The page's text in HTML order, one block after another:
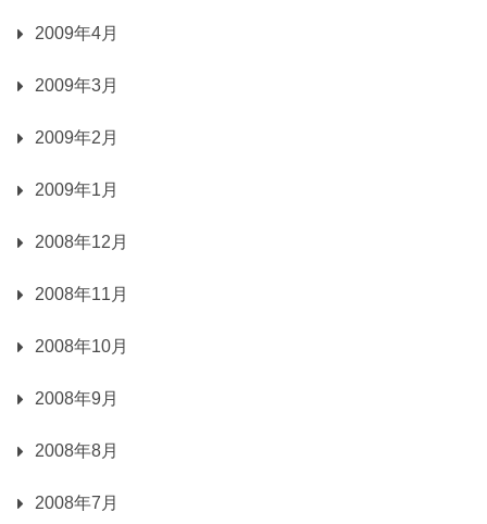
2009年4月
2009年3月
2009年2月
2009年1月
2008年12月
2008年11月
2008年10月
2008年9月
2008年8月
2008年7月